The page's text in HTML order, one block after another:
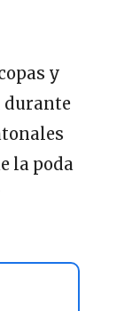
y
durante
la poda